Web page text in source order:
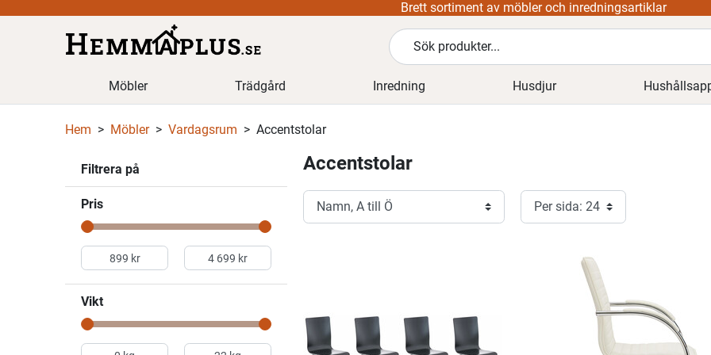
Fri frakt på alla beställningar
Möbler Trädgård Inredning Husdjur
Hem Möbler Vardagsrum Accentstolar
Filtrera på
Pris
Vikt
Accentstolar